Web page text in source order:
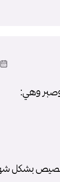
وصبر وهي: